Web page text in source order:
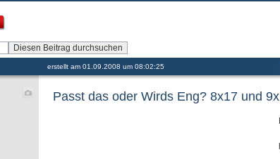
erstellt am 01.09.2008 um 08:02:25
Passt das oder Wirds Eng? 8x17 und